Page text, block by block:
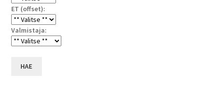
ET (offset):
Valmistaja:
HAE